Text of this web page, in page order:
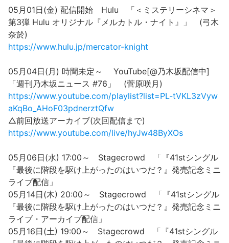
05月01日(金) 配信開始 Hulu 「＜ミステリーシネマ＞
第3弾 Hulu オリジナル『メルカトル・ナイト』」 (弓木
奈於)
https://www.hulu.jp/mercator-knight
05月04日(月) 時間未定～ YouTube[@乃木坂配信中]
「週刊乃木坂ニュース #76」 (菅原咲月)
https://www.youtube.com/playlist?list=PL-tVKL3zVyw
aKqBo_AHoF03pdnerztQfw
△前回放送アーカイブ(次回配信まで)
https://www.youtube.com/live/hyJw48ByXOs
05月06日(水) 17:00～ Stagecrowd 「『41stシングル
『最後に階段を駆け上がったのはいつだ？』発売記念ミニ
ライブ配信」
05月14日(木) 20:00～ Stagecrowd 「『41stシングル
『最後に階段を駆け上がったのはいつだ？』発売記念ミニ
ライブ・アーカイブ配信」
05月16日(土) 19:00～ Stagecrowd 「『41stシングル